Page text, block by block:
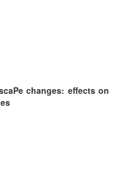
Pe changes: effects on